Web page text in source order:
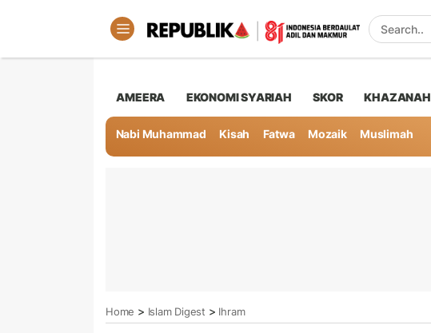
AMEERA EKONOMI SYARIAH SKOR KHAZANAH
Nabi Muhammad Kisah Fatwa Mozaik Muslimah
Home > Islam Digest > Ihram